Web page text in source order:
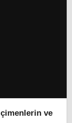
çimenlerin ve